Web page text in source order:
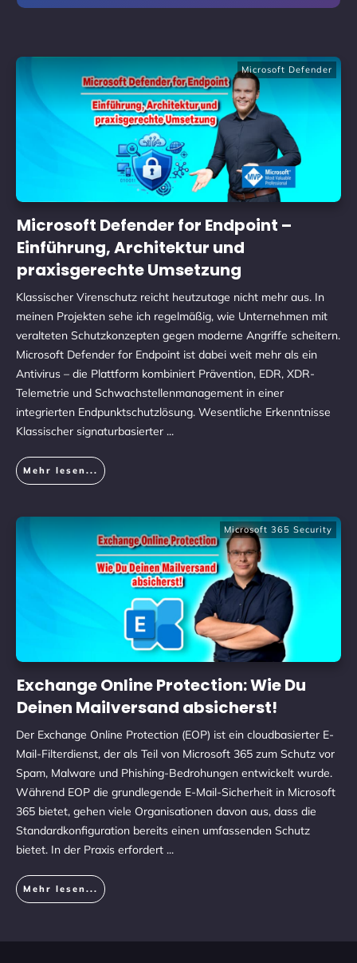
Microsoft Defender
Microsoft Defender for Endpoint –
Einführung, Architektur und
praxisgerechte Umsetzung
Klassischer Virenschutz reicht heutzutage nicht mehr aus. In
meinen Projekten sehe ich regelmäßig, wie Unternehmen mit
veralteten Schutzkonzepten gegen moderne Angriffe scheitern.
Microsoft Defender for Endpoint ist dabei weit mehr als ein
Antivirus – die Plattform kombiniert Prävention, EDR, XDR-
Telemetrie und Schwachstellenmanagement in einer
integrierten Endpunktschutzlösung. Wesentliche Erkenntnisse
Klassischer signaturbasierter ...
Mehr lesen...
Microsoft 365 Security
Exchange Online Protection: Wie Du
Deinen Mailversand absicherst!
Der Exchange Online Protection (EOP) ist ein cloudbasierter E-
Mail-Filterdienst, der als Teil von Microsoft 365 zum Schutz vor
Spam, Malware und Phishing-Bedrohungen entwickelt wurde.
Während EOP die grundlegende E-Mail-Sicherheit in Microsoft
365 bietet, gehen viele Organisationen davon aus, dass die
Standardkonfiguration bereits einen umfassenden Schutz
bietet. In der Praxis erfordert ...
Mehr lesen...